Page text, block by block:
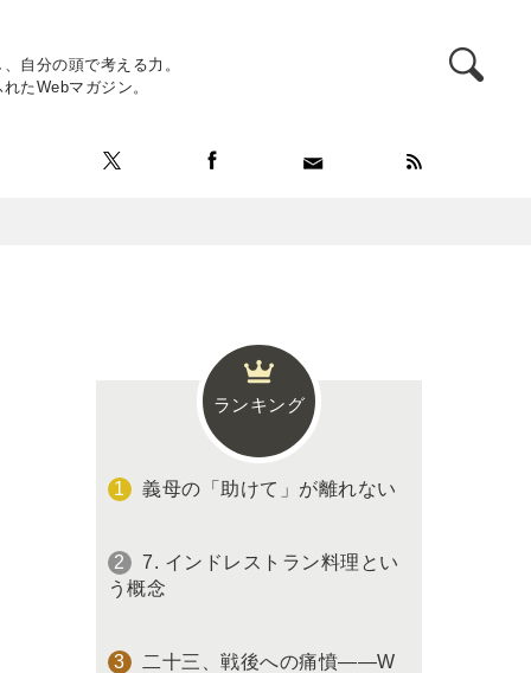
自分の頭で考える力。
たWebマガジン。
ランキング
義母の「助けて」が離れない
7. インドレストラン料理とい
う概念
二十三、戦後への痛憤――W